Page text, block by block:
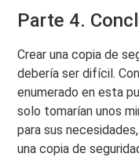
Parte 4.
Crear una copia de
debería ser difícil.
enumerado en esta
solo tomarían unos
para sus
una copia de